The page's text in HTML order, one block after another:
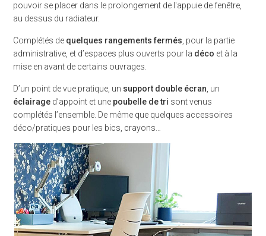
pouvoir se placer dans le prolongement de l'appuie de fenêtre,
au dessus du radiateur.
Complétés de quelques rangements fermés , pour la partie
administrative, et d’espaces plus ouverts pour la déco et à la
mise en avant de certains ouvrages.
D’un point de vue pratique, un support double écran , un
éclairage d’appoint et une poubelle de tri sont venus
complétés l’ensemble. De même que quelques accessoires
déco/pratiques pour les bics, crayons…